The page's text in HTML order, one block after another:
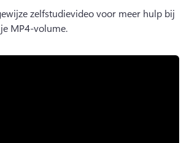
zelfstudievideo voor meer hulp bij
MP4-volume.